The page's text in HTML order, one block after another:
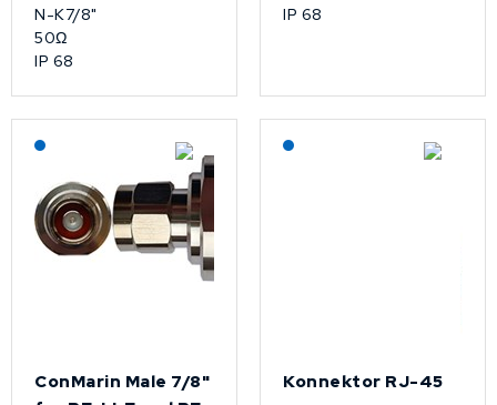
N-K7/8"
50Ω
IP 68
IP 68
Lagerført: NEK Kabel
ConMarin Male 7/8"
Lagerført: NEK Kabel
Konnektor RJ-45